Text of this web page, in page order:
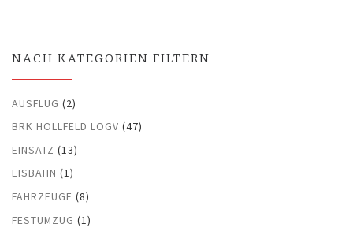
NACH KATEGORIEN FILTERN
AUSFLUG (2)
BRK HOLLFELD LOGV (47)
EINSATZ (13)
EISBAHN (1)
FAHRZEUGE (8)
FESTUMZUG (1)